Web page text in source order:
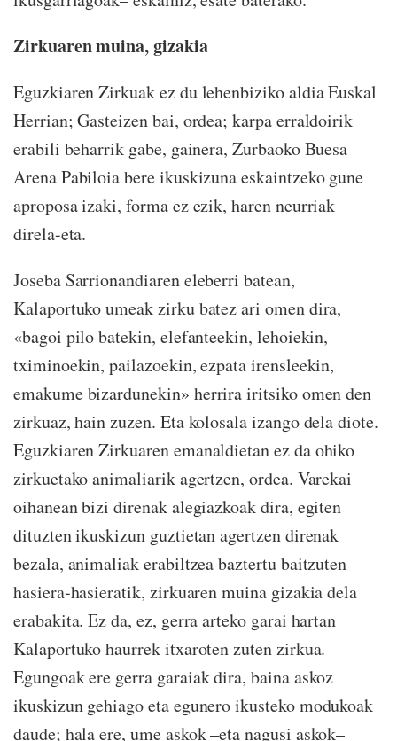
Zirkuaren muina, gizakia
Eguzkiaren Zirkuak ez du lehenbiziko aldia Euskal
Herrian; Gasteizen bai, ordea; karpa erraldoirik
erabili beharrik gabe, gainera, Zurbaoko Buesa
Arena Pabiloia bere ikuskizuna eskaintzeko gune
aproposa izaki, forma ez ezik, haren neurriak
direla-eta.
Joseba Sarrionandiaren eleberri batean,
Kalaportuko umeak zirku batez ari omen dira,
«bagoi pilo batekin, elefanteekin, lehoiekin,
tximinoekin, pailazoekin, ezpata irensleekin,
emakume bizardunekin» herrira iritsiko omen den
zirkuaz, hain zuzen. Eta kolosala izango dela diote.
Eguzkiaren Zirkuaren emanaldietan ez da ohiko
zirkuetako animaliarik agertzen, ordea. Varekai
oihanean bizi direnak alegiazkoak dira, egiten
dituzten ikuskizun guztietan agertzen direnak
bezala, animaliak erabiltzea baztertu baitzuten
hasiera-hasieratik, zirkuaren muina gizakia dela
erabakita. Ez da, ez, gerra arteko garai hartan
Kalaportuko haurrek itxaroten zuten zirkua.
Egungoak ere gerra garaiak dira, baina askoz
ikuskizun gehiago eta egunero ikusteko modukoak
daude; hala ere, ume askok –eta nagusi askok–